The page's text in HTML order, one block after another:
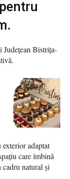
Bistrița-
adaptat
care îmbină
cadru natural și